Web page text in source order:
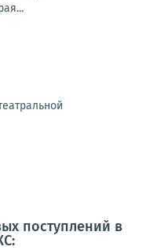
поступлений в